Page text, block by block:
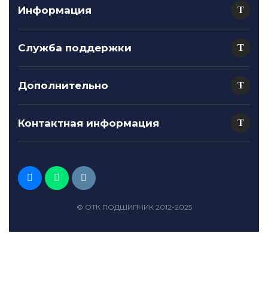
Информация
Служба поддержки
Дополнительно
Контактная информация
© ОТК ПОДШИПНИК 2012-2025